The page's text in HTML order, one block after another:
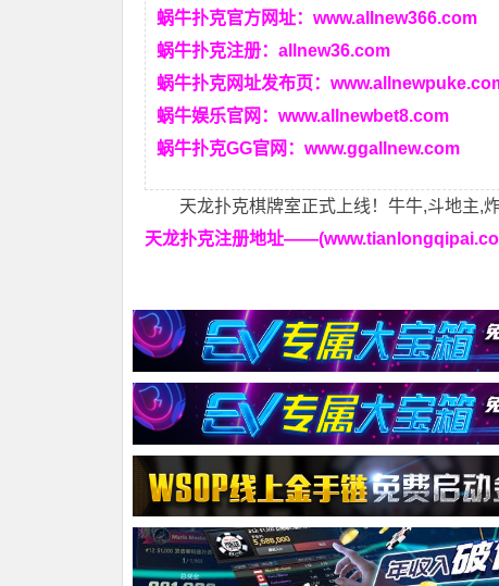
蜗牛扑克官方网址： www.allnew366.com
蜗牛扑克注册： allnew36.com
蜗牛扑克网址发布页：
蜗牛娱乐官网： www.allnewbet8.com
蜗牛扑克GG官网： www.ggallnew.com
天龙扑克棋牌室正式上线！牛牛,斗地主,
天龙扑克注册地址